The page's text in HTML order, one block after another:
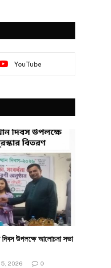
YouTube
উপলক্ষে আলোচনা সভা
2026 0